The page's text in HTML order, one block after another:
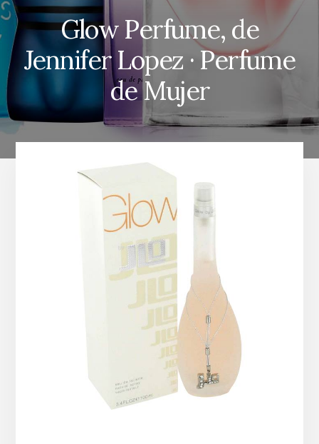
Glow Perfume, de
Jennifer Lopez · Perfume
de Mujer